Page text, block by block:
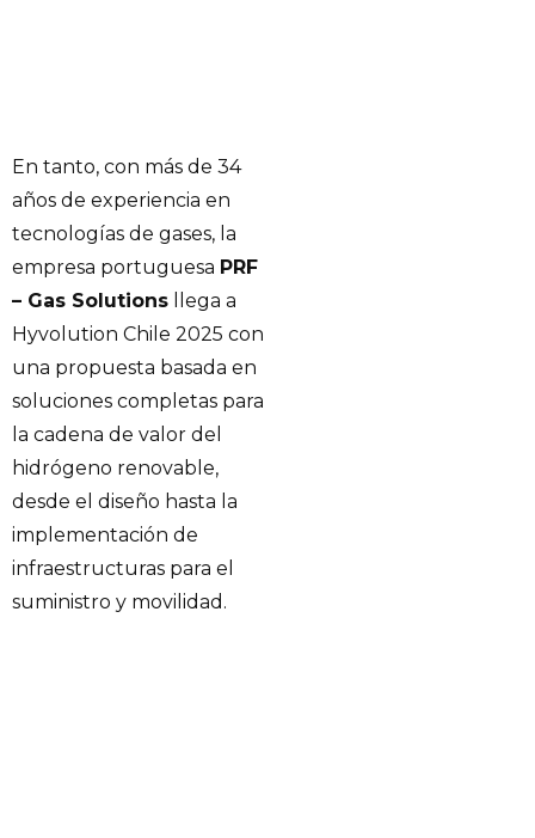
En tanto, con más de 34
años de experiencia en
tecnologías de gases, la
empresa portuguesa PRF
– Gas Solutions llega a
Hyvolution Chile 2025 con
una propuesta basada en
soluciones completas para
la cadena de valor del
hidrógeno renovable,
desde el diseño hasta la
implementación de
infraestructuras para el
suministro y movilidad.